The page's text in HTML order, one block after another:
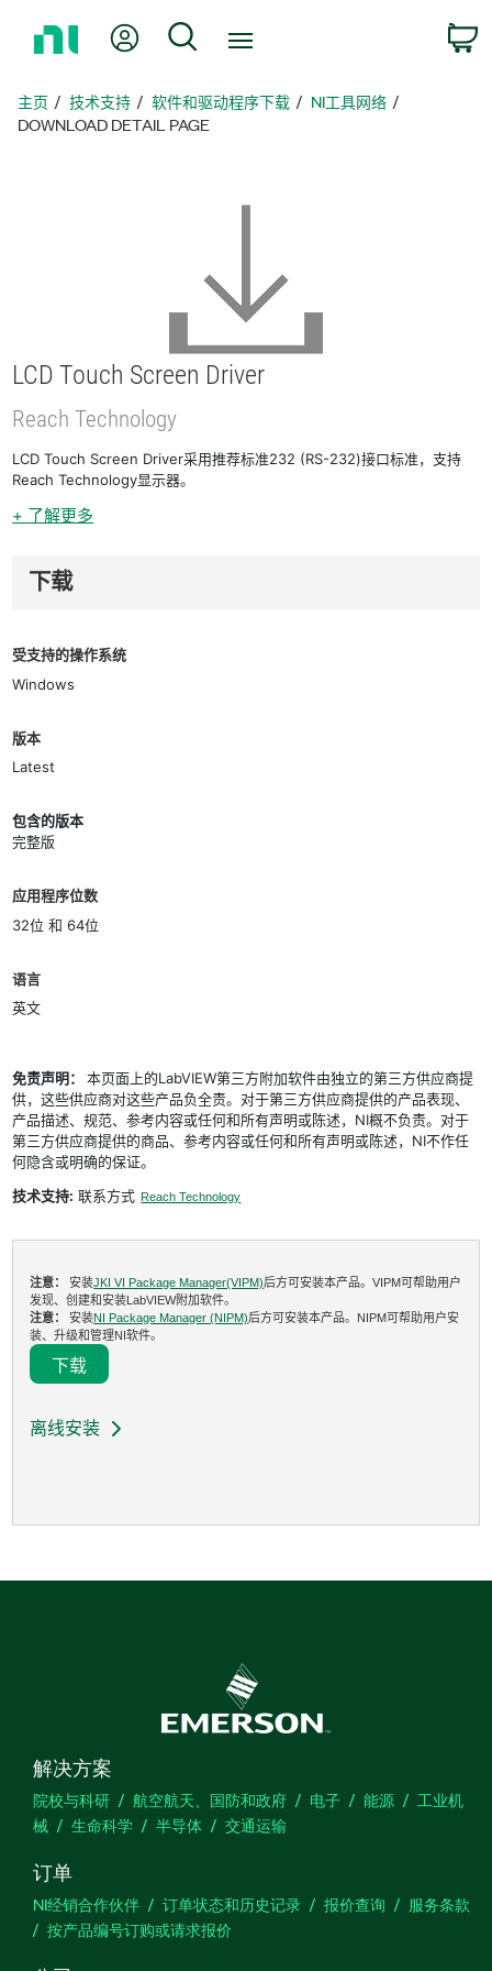
页
我的账户 搜索
主页 技术支持 软件和驱动程序下载
NI工具网络
DOWNLOAD DETAIL PAGE
LCD Touch Screen Driver
Reach Technology
LCD Touch Screen Driver采用推荐标准232 (RS-232)接口标准，支持
Reach Technology显示器。
+ 了解更多
下载
受支持的操作系统
Windows
版本
Latest
包含的版本
完整版
应用程序位数
32位 和 64位
语言
英文
免责声明：本页面上的LabVIEW第三方附加软件由独立的第三方供应商提
供，这些供应商对这些产品负全责。对于第三方供应商提供的产品表现、
产品描述、规范、参考内容或任何和所有声明或陈述，NI概不负责。对于
第三方供应商提供的商品、参考内容或任何和所有声明或陈述，NI不作任
何隐含或明确的保证。
技术支持: 联系方式 Reach Technology
注意：安装JKI VI Package Manager(VIPM)后方可安装本产品。VIPM可帮助用户
发现、创建和安装LabVIEW附加软件。
注意：安装NI Package Manager (NIPM)后方可安装本产品。NIPM可帮助用户安
装、升级和管理NI软件。
下载
离线安装
解决方案
院校与科研 航空航天、国防和政府 电子 能源
工业机
械
生命科学 半导体 交通运输
订单
NI经销合作伙伴 订单状态和历史记录 报价查询
服务条款
按产品编号订购或请求报价